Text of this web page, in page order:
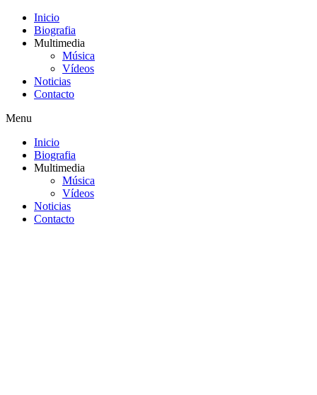
Inicio
Biografia
Multimedia
Música
Vídeos
Noticias
Contacto
Menu
Inicio
Biografia
Multimedia
Música
Vídeos
Noticias
Contacto